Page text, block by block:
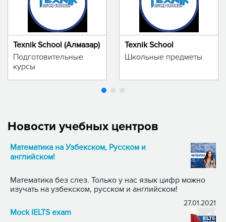
Texnik School (Алмазар)
Подготовительные
курсы
Texnik School
Школьные предметы
Новости учебных центров
Математика на Узбекском, Русском и
английском!
Математика без слез. Только у нас язык цифр можно
изучать на узбекском, русском и английском!
27.01.2021
Mock IELTS exam